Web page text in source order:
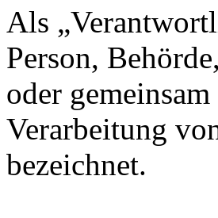
Als
Person,
oder
Verarbeitung
bezeichnet.